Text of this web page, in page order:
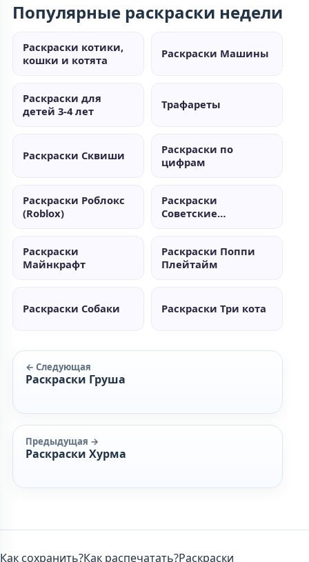
Популярные раскраски недели
Раскраски котики,
кошки и котята
Раскраски Машины
Раскраски для
детей 3-4 лет
Трафареты
Раскраски Сквиши
Раскраски по
цифрам
Раскраски Роблокс
(Roblox)
Раскраски
Советские
Раскраски
Майнкрафт
Раскраски Поппи
Плейтайм
Раскраски Собаки Раскраски Три кота
← Следующая
Раскраски Груша
Предыдущая →
Раскраски Хурма
Как сохранить?Как распечатать?Раскраски